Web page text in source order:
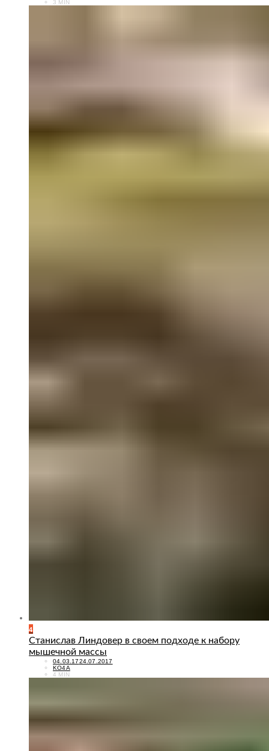
3 MIN
4
Станислав Линдовер в своем подходе к набору
мышечной массы
POSTED
ON
04.03.1724.07.2017
KO4A
4 MIN